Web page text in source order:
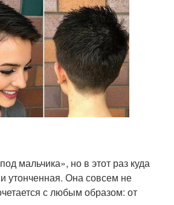
мальчика», но в этот раз куда
утонченная. Она совсем не
с любым образом: от